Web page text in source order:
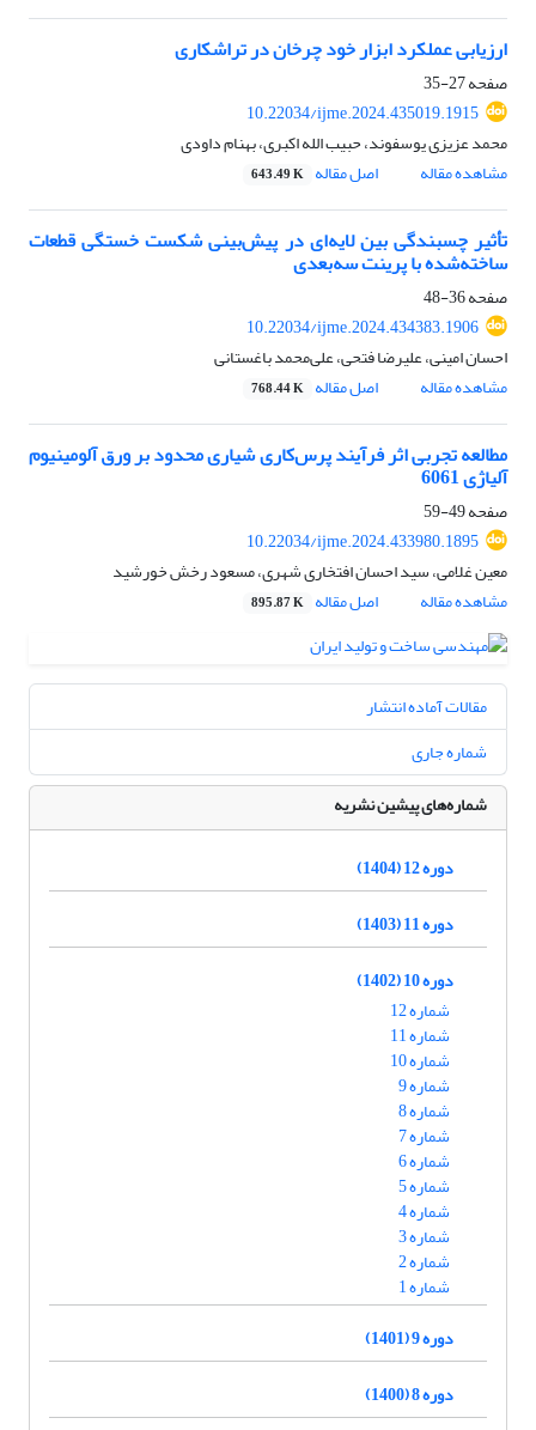
ارزیابی عملکرد ابزار خود چرخان در تراشکاری
صفحه27-35
10.22034/ijme.2024.435019.1915
محمد عزیزی یوسفوند، حبیب الله اکبری، بهنام داودی
مشاهده مقاله
اصل مقاله 643.49 K
تأثیر چسبندگی بین لایه‌ای در پیش‌بینی شکست خستگی قطعات
ساخته‌شده با پرینت سه‌بعدی
صفحه36-48
10.22034/ijme.2024.434383.1906
احسان امینی، علیرضا فتحی، علی‌محمد باغستانی
مشاهده مقاله
اصل مقاله 768.44 K
مطالعه تجربی اثر فرآیند پرس‌کاری شیاری محدود بر ورق آلومینیوم
آلیاژی 6061
صفحه49-59
10.22034/ijme.2024.433980.1895
معین غلامی، سید احسان افتخاری شهری، مسعود رخش خورشید
مشاهده مقاله
اصل مقاله 895.87 K
مقالات آماده انتشار
شماره جاری
شماره‌های پیشین نشریه
دوره 12 (1404)
دوره 11 (1403)
دوره 10 (1402)
شماره 12
شماره 11
شماره 10
شماره 9
شماره 8
شماره 7
شماره 6
شماره 5
شماره 4
شماره 3
شماره 2
شماره 1
دوره 9 (1401)
دوره 8 (1400)